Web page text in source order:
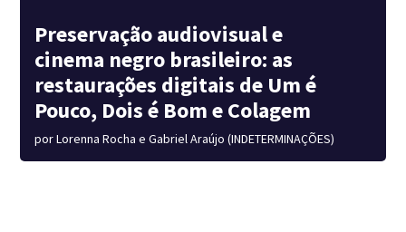
Preservação audiovisual e
cinema negro brasileiro: as
restaurações digitais de Um é
Pouco, Dois é Bom e Colagem
porLorenna Rocha e Gabriel Araújo (INDETERMINAÇÕES)